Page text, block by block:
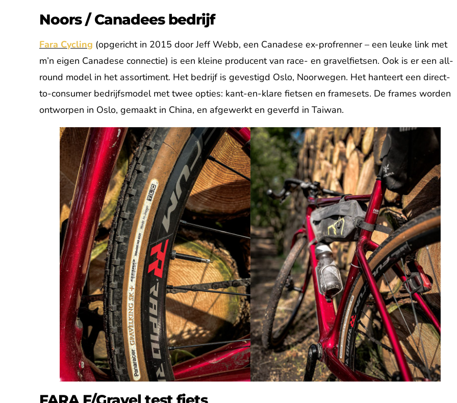
Noors / Canadees bedrijf
Fara Cycling (opgericht in 2015 door Jeff Webb, een Canadese ex-profrenner – een leuke link met
m’n eigen Canadese connectie) is een kleine producent van race- en gravelfietsen. Ook is er een all-
round model in het assortiment. Het bedrijf is gevestigd Oslo, Noorwegen. Het hanteert een direct-
to-consumer bedrijfsmodel met twee opties: kant-en-klare fietsen en framesets. De frames worden
ontworpen in Oslo, gemaakt in China, en afgewerkt en geverfd in Taiwan.